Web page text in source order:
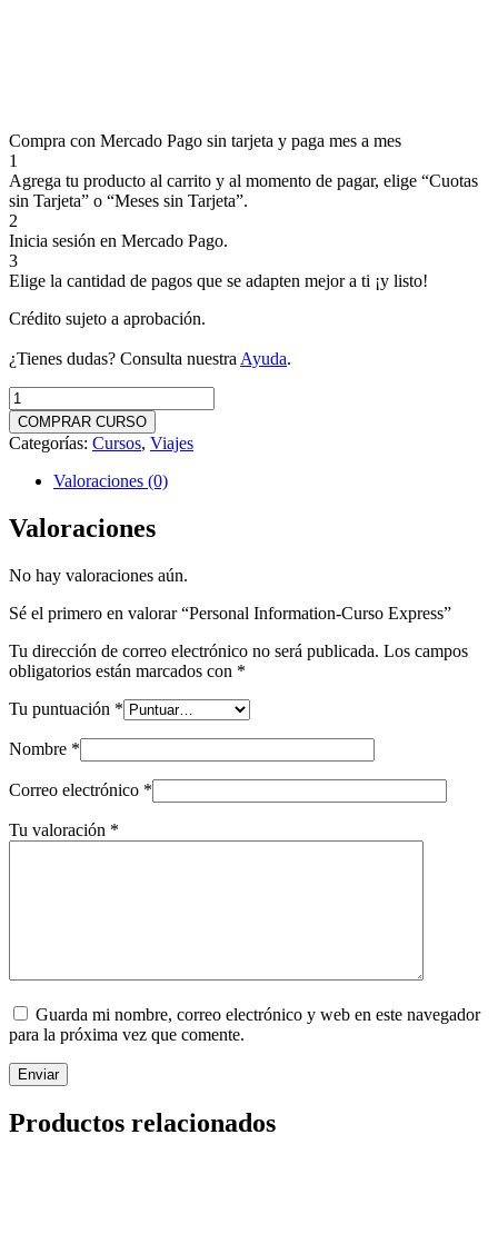
Compra con Mercado Pago sin tarjeta y paga mes a mes
1
Agrega tu producto al carrito y al momento de pagar, elige “Cuotas
sin Tarjeta” o “Meses sin Tarjeta”.
2
Inicia sesión en Mercado Pago.
3
Elige la cantidad de pagos que se adapten mejor a ti ¡y listo!
Crédito sujeto a aprobación.
¿Tienes dudas? Consulta nuestra Ayuda.
Personal
Information-
Curso
Express
cantidad
COMPRAR CURSO
Categorías: Cursos, Viajes
Valoraciones (0)
Valoraciones
No hay valoraciones aún.
Sé el primero en valorar “Personal Information-Curso Express”
Tu dirección de correo electrónico no será publicada. Los campos
obligatorios están marcados con *
Tu puntuación *
Nombre *
Correo electrónico *
Tu valoración *
Guarda mi nombre, correo electrónico y web en este navegador
para la próxima vez que comente.
Enviar
Productos relacionados